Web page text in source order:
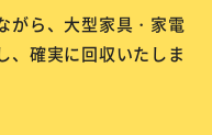
がら、大型家具・家電
、確実に回収いたしま